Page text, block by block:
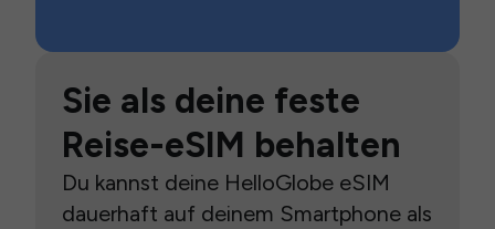
Sie als deine feste
Reise-eSIM behalten
Du kannst deine HelloGlobe eSIM
dauerhaft auf deinem Smartphone als